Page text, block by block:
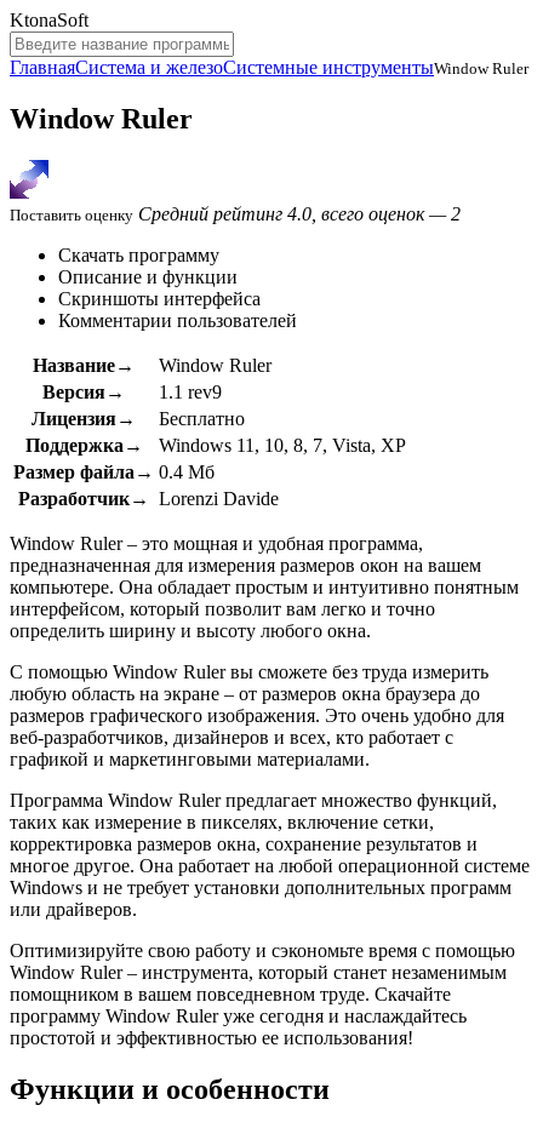
KtonaSoft
ГлавнаяСистема и железоСистемные инструментыWindow Ruler
Window Ruler
Поставить оценку Средний рейтинг 4.0, всего оценок — 2
Скачать программу
Описание и функции
Скриншоты интерфейса
Комментарии пользователей
Название→
Window Ruler
Версия→
1.1 rev9
Лицензия→
Бесплатно
Поддержка→
Windows 11, 10, 8, 7, Vista, XP
Размер файла→ 0.4 Мб
Разработчик→
Lorenzi Davide
Window Ruler – это мощная и удобная программа,
предназначенная для измерения размеров окон на вашем
компьютере. Она обладает простым и интуитивно понятным
интерфейсом, который позволит вам легко и точно
определить ширину и высоту любого окна.
С помощью Window Ruler вы сможете без труда измерить
любую область на экране – от размеров окна браузера до
размеров графического изображения. Это очень удобно для
веб-разработчиков, дизайнеров и всех, кто работает с
графикой и маркетинговыми материалами.
Программа Window Ruler предлагает множество функций,
таких как измерение в пикселях, включение сетки,
корректировка размеров окна, сохранение результатов и
многое другое. Она работает на любой операционной системе
Windows и не требует установки дополнительных программ
или драйверов.
Оптимизируйте свою работу и сэкономьте время с помощью
Window Ruler – инструмента, который станет незаменимым
помощником в вашем повседневном труде. Скачайте
программу Window Ruler уже сегодня и наслаждайтесь
простотой и эффективностью ее использования!
Функции и особенности